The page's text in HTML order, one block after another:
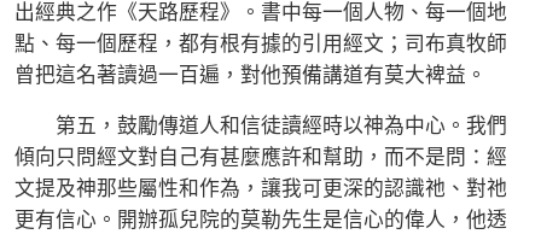
出經典之作《天路歷程》。書中每一個人物、每一個地
點、每一個歷程，都有根有據的引用經文；司布真牧師
曾把這名著讀過一百遍，對他預備講道有莫大裨益。
第五，鼓勵傳道人和信徒讀經時以神為中心。我們
傾向只問經文對自己有甚麼應許和幫助，而不是問：經
文提及神那些屬性和作為，讓我可更深的認識祂、對祂
更有信心。開辦孤兒院的莫勒先生是信心的偉人，他透